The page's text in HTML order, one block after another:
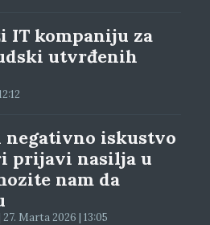
IT kompaniju za
utvrđenih
negativno iskustvo
prijavi nasilja u
nam da
Marta 2026 | 13:05